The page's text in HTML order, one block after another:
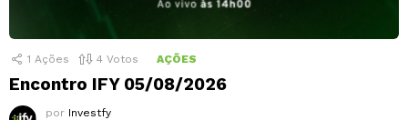
1 Ações 4 Votos AÇÕES
Encontro IFY 05/08/2026
por Investfy